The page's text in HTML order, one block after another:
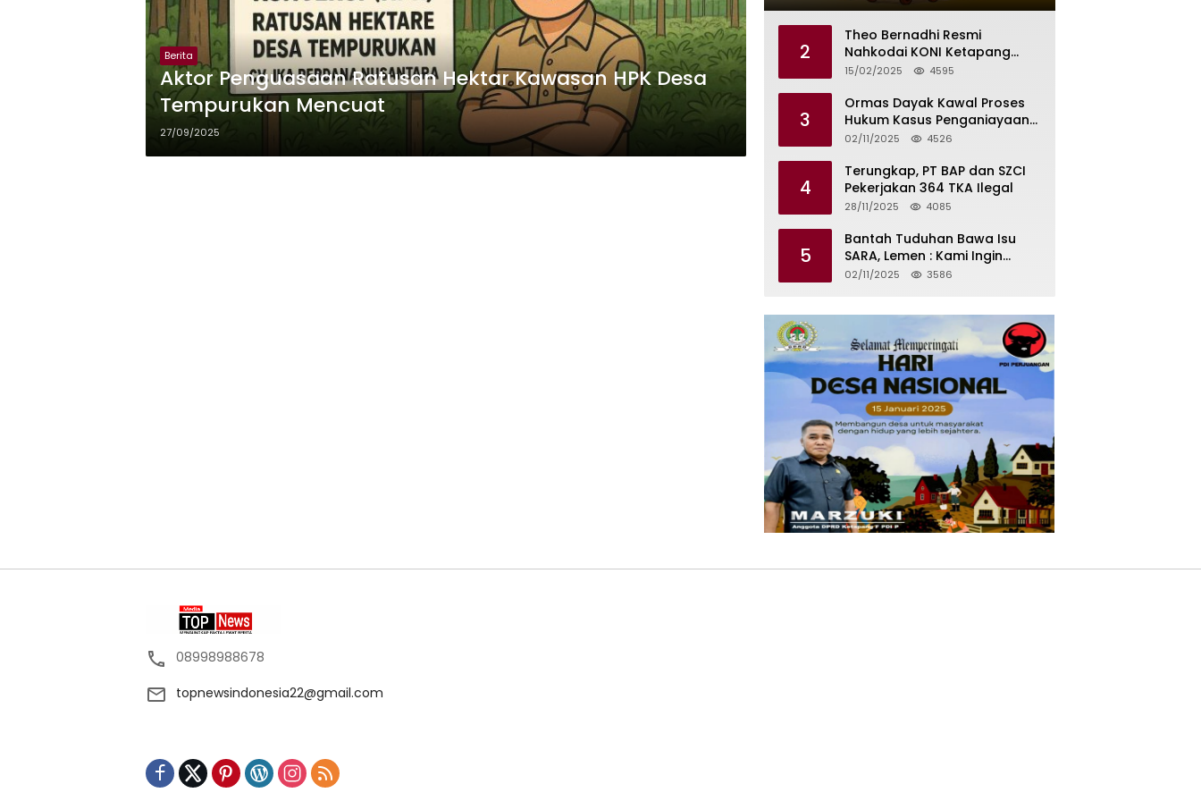
Berita
Aktor Penguasaan Ratusan Hektar Kawasan HPK Desa
Tempurukan Mencuat
27/09/2025
2
Theo Bernadhi Resmi
Nahkodai KONI Ketapang
Periode 2025 – 2029
15/02/2025 4595
3
Ormas Dayak Kawal Proses
Hukum Kasus Penganiayaan
Karyawan PT PTS
02/11/2025 4526
4
Terungkap, PT BAP dan SZCI
Pekerjakan 364 TKA Ilegal
28/11/2025 4085
5
Bantah Tuduhan Bawa Isu
SARA, Lemen : Kami Ingin
Meredam Gejolak Bukan
02/11/2025 3586
08998988678
topnewsindonesia22@gmail.com